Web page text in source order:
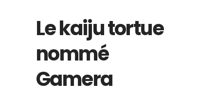
Le kaiju tortue
nommé
Gamera